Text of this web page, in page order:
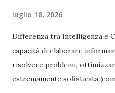
luglio 18, 2026
Differenza tra Intelligenza e
capacità di elaborare
risolvere problemi,
estremamente sofisticata